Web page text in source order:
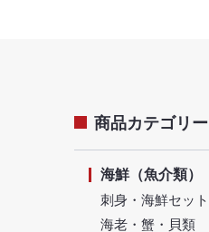
商品カテゴリー
海鮮（魚介類）
刺身・海鮮セット
海老・蟹・貝類